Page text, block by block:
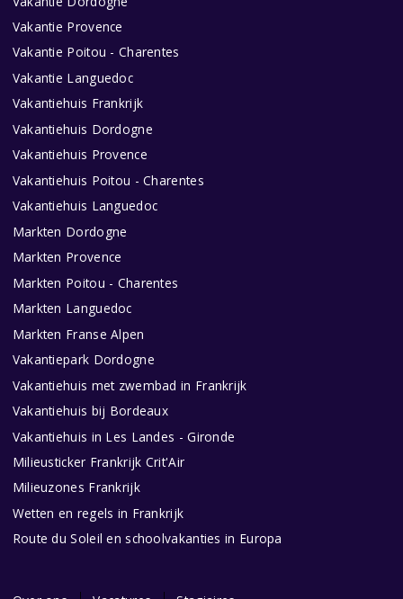
Vakantie Provence
Vakantie Poitou - Charentes
Vakantie Languedoc
Vakantiehuis Frankrijk
Vakantiehuis Dordogne
Vakantiehuis Provence
Vakantiehuis Poitou - Charentes
Vakantiehuis Languedoc
Markten Dordogne
Markten Provence
Markten Poitou - Charentes
Markten Languedoc
Markten Franse Alpen
Vakantiepark Dordogne
Vakantiehuis met zwembad in Frankrijk
Vakantiehuis bij Bordeaux
Vakantiehuis in Les Landes - Gironde
Milieusticker Frankrijk Crit'Air
Milieuzones Frankrijk
Wetten en regels in Frankrijk
Route du Soleil en schoolvakanties in Europa